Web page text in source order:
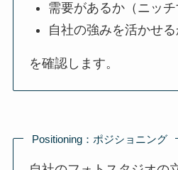
需要があるか（ニッチ
自社の強みを活かせ
を確認します。
Positioning：ポジショニング